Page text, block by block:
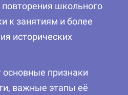
школьного
к занятиям и более
исторических
признаки
важные этапы её